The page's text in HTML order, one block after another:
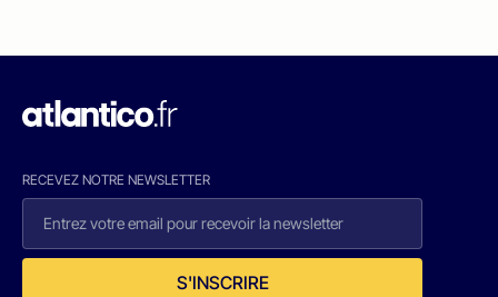
RECEVEZ NOTRE NEWSLETTER
S'INSCRIRE